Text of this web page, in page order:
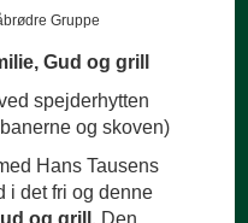
Gruppe
Gud og grill
spejderhytten
og skoven)
Hans Tausens
i det fri og denne